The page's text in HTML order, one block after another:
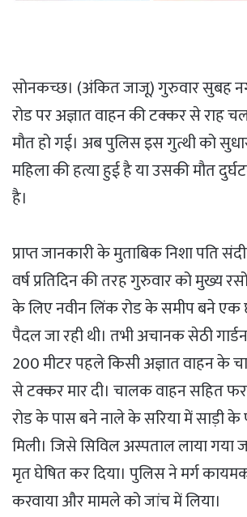
सोनकच्छ। (अंकित जाजू) गुरुवार सुबह
रोड पर अज्ञात वाहन की टक्कर से राह
मौत हो गई। अब पुलिस इस गुत्थी को
महिला की हत्या हुई है या उसकी मौत
है।
प्राप्त जानकारी के मुताबिक निशा पति
वर्ष प्रतिदिन की तरह गुरुवार को मुख्य
के लिए नवीन लिंक रोड के समीप बने एक
पैदल जा रही थी। तभी अचानक सेठी
200 मीटर पहले किसी अज्ञात वाहन के
से टक्कर मार दी। चालक वाहन सहित
रोड के पास बने नाले के सरिया में साड़ी
मिली। जिसे सिविल अस्पताल लाया गया
मृत घेषित कर दिया। पुलिस ने मर्ग
करवाया और मामले को जांच में लिया।